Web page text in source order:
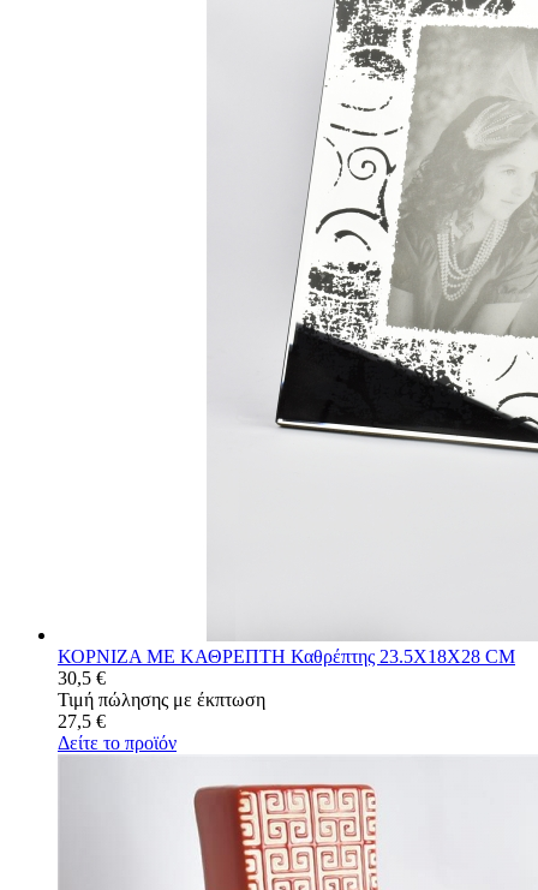
ΚΟΡΝΙΖΑ ΜΕ ΚΑΘΡΕΠΤΗ Καθρέπτης 23.5Χ18Χ28 CM
30,5 €
Τιμή πώλησης με έκπτωση
27,5 €
Δείτε το προϊόν